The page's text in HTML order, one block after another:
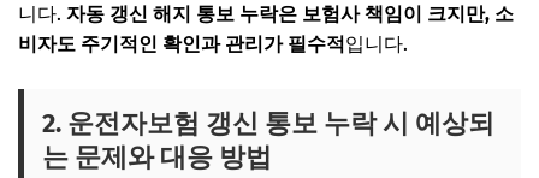
니다. 자동 갱신 해지 통보 누락은 보험사 책임이 크지만, 소
비자도 주기적인 확인과 관리가 필수적입니다.
2. 운전자보험 갱신 통보 누락 시 예상되
는 문제와 대응 방법